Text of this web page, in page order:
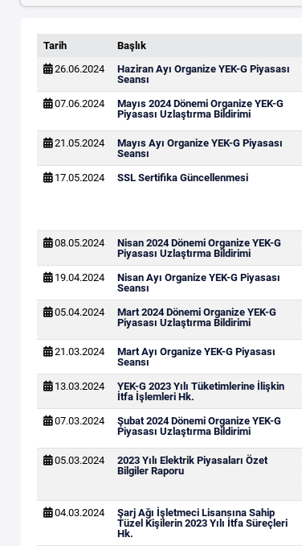
Tarih Başlık
26.06.2024
Haziran Ayı Organize YEK-G Piyasası
Seansı
07.06.2024
Mayıs 2024 Dönemi Organize YEK-G
Piyasası Uzlaştırma Bildirimi
21.05.2024
Mayıs Ayı Organize YEK-G Piyasası
Seansı
17.05.2024 SSL Sertifika Güncellenmesi
08.05.2024
Nisan 2024 Dönemi Organize YEK-G
Piyasası Uzlaştırma Bildirimi
19.04.2024
Nisan Ayı Organize YEK-G Piyasası
Seansı
05.04.2024
Mart 2024 Dönemi Organize YEK-G
Piyasası Uzlaştırma Bildirimi
21.03.2024
Mart Ayı Organize YEK-G Piyasası
Seansı
13.03.2024
YEK-G 2023 Yılı Tüketimlerine İlişkin
İtfa İşlemleri Hk.
07.03.2024
Şubat 2024 Dönemi Organize YEK-G
Piyasası Uzlaştırma Bildirimi
05.03.2024
2023 Yılı Elektrik Piyasaları Özet
Bilgiler Raporu
04.03.2024
Şarj Ağı İşletmeci Lisansına Sahip
Tüzel Kişilerin 2023 Yılı İtfa Süreçleri
Hk.